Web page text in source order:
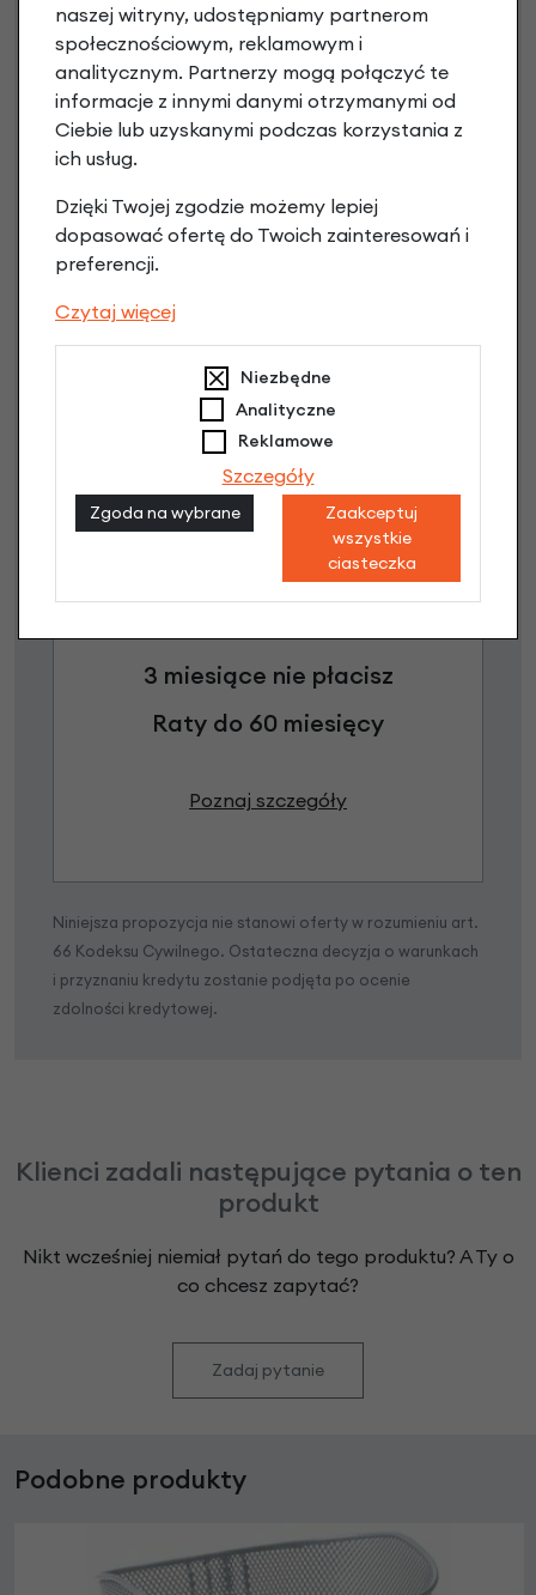
Raty 0%
Raty do 60 miesięcy
3 miesiące nie płacisz
Raty do 60 miesięcy
Poznaj szczegóły
Niniejsza propozycja nie stanowi oferty w rozumieniu art.
66 Kodeksu Cywilnego. Ostateczna decyzja o warunkach
i przyznaniu kredytu zostanie podjęta po ocenie
zdolności kredytowej.
Klienci zadali następujące pytania o ten
produkt
Nikt wcześniej niemiał pytań do tego produktu? A Ty o
co chcesz zapytać?
Zadaj pytanie
Podobne produkty
naszej witryny, udostępniamy partnerom
społecznościowym, reklamowym i
analitycznym. Partnerzy mogą połączyć te
informacje z innymi danymi otrzymanymi od
Ciebie lub uzyskanymi podczas korzystania z
ich usług.
Dzięki Twojej zgodzie możemy lepiej
dopasować ofertę do Twoich zainteresowań i
preferencji.
Czytaj więcej
Niezbędne
Analityczne
Reklamowe
Szczegóły
Zgoda na wybrane
Zaakceptuj
wszystkie
ciasteczka